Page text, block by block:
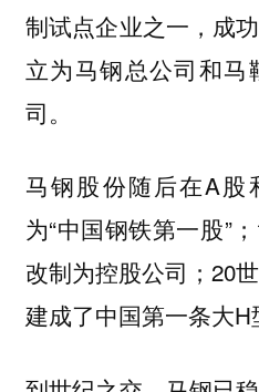
制试点企业之一，成
立为马钢总公司和马
司。
马钢股份随后在A股
为“中国钢铁第一股”
改制为控股公司；20
建成了中国第一条大H